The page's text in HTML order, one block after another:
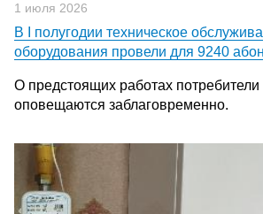
1 июля 2026
В I полугодии техническое
оборудования провели для 9240
О предстоящих работах потребители
оповещаются заблаговременно.